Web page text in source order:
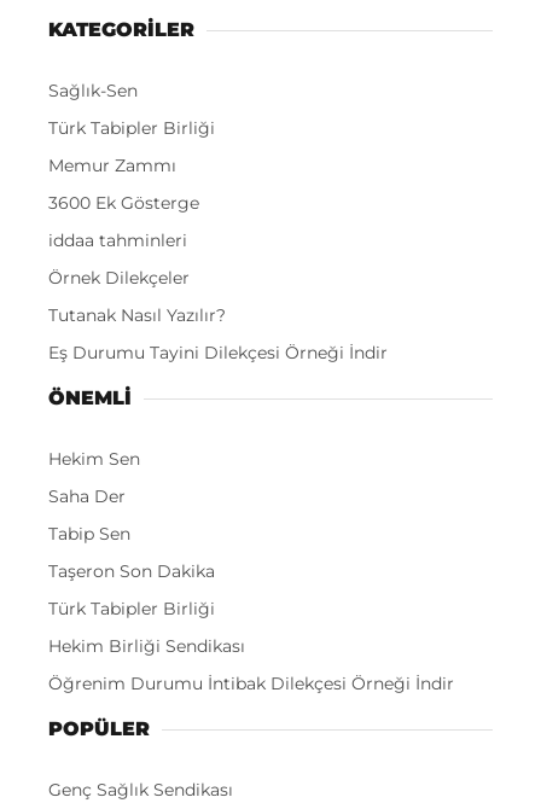
KATEGORİLER
Sağlık-Sen
Türk Tabipler Birliği
Memur Zammı
3600 Ek Gösterge
iddaa tahminleri
Örnek Dilekçeler
Tutanak Nasıl Yazılır?
Eş Durumu Tayini Dilekçesi Örneği İndir
ÖNEMLI
Hekim Sen
Saha Der
Tabip Sen
Taşeron Son Dakika
Türk Tabipler Birliği
Hekim Birliği Sendikası
Öğrenim Durumu İntibak Dilekçesi Örneği İndir
POPÜLER
Genç Sağlık Sendikası